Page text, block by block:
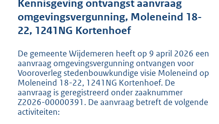
o
t
e
:
2
1
9
K
Kennisgeving ontvangst aanvraag
omgevingsvergunning, Moleneind 18-
22, 1241NG Kortenhoef
De gemeente Wijdemeren heeft op 9 april 2026 een
aanvraag omgevingsvergunning ontvangen voor
Vooroverleg stedenbouwkundige visie Moleneind op
Moleneind 18-22, 1241NG Kortenhoef. De
aanvraag is geregistreerd onder zaaknummer
Z2026-00000391. De aanvraag betreft de volgende
activiteiten: